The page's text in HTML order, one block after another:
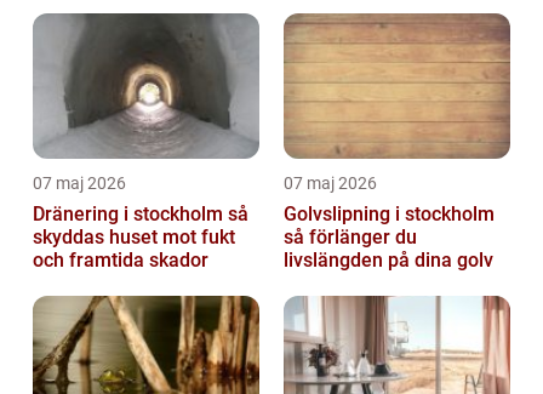
07 maj 2026
Dränering i stockholm så
skyddas huset mot fukt
och framtida skador
07 maj 2026
Golvslipning i stockholm
så förlänger du
livslängden på dina golv